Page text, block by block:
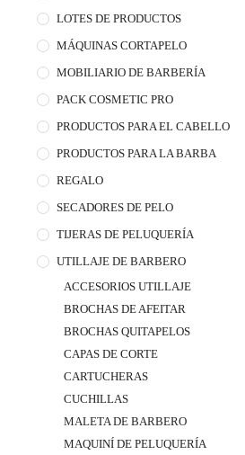
LOTES DE PRODUCTOS
MÁQUINAS CORTAPELO
MOBILIARIO DE BARBERÍA
PACK COSMETIC PRO
PRODUCTOS PARA EL CABELLO
PRODUCTOS PARA LA BARBA
REGALO
SECADORES DE PELO
TIJERAS DE PELUQUERÍA
UTILLAJE DE BARBERO
ACCESORIOS UTILLAJE
BROCHAS DE AFEITAR
BROCHAS QUITAPELOS
CAPAS DE CORTE
CARTUCHERAS
CUCHILLAS
MALETA DE BARBERO
MAQUINÍ DE PELUQUERÍA